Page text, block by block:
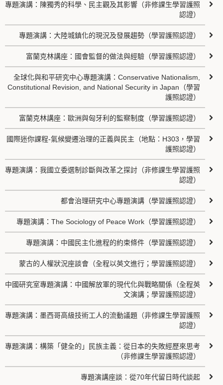
專題演講：陳獨秀的科學、民主觀及其影響（非修課生學習護照
認證）
專題演講：大陸城鎮化的現況及發展趨勢（學習護照認證）
富蘭克林講座：國會監督的做法與經驗（學習護照認證）
全球化與和平研究中心專題演講：Conservative Nationalism,
Constitutional Revision, and National Security in Japan（學習
護照認證）
富蘭克林講座：歐洲與匈牙利的監察制度（學習護照認證）
國際迷你課程-氣候變遷治理的正義與民主（地點：H303，學習
護照認證）
專題演講：我國立委選制診斷與改革之探討（非修課生學習護照
認證）
都會治理研究中心專題演講（學習護照認證）
專題演講：The Sociology of Peace Work（學習護照認證）
專題演講：中國民主化進程的約束條件（學習護照認證）
蒙古的人權狀況座談會（全程以英文進行；學習護照認證）
中國研究室專題演講：中國解放軍的現代化與戰略關係（全程英
文演講；學習護照認證）
專題演講：墨西哥高級技術工人的流動議題（非修課生學習護照
認證）
專題演講：構築「健全的」民族主義：從日本的失敗經歷來思考
（非修課生學習護照認證）
專題演講座談：從70年代留日時代談起